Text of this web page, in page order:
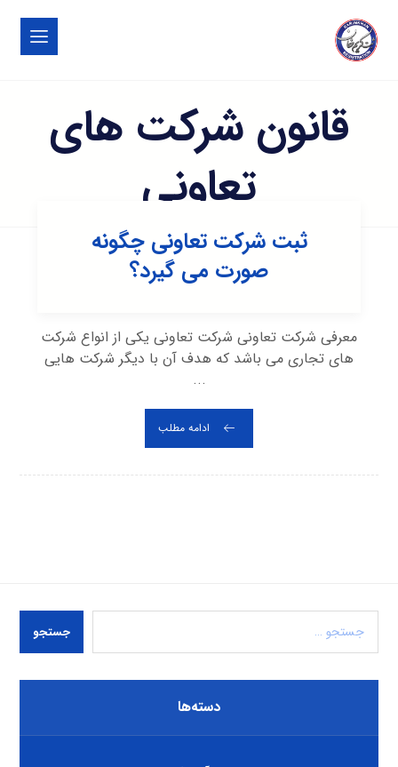
قانون شرکت های
تعاونی
ثبت شرکت تعاونی چگونه
صورت می گیرد؟
معرفی شرکت تعاونی شرکت تعاونی یکی از انواع شرکت
های تجاری می باشد که هدف آن با دیگر شرکت هایی
...
ادامه مطلب
جستجو
دسته‌ها